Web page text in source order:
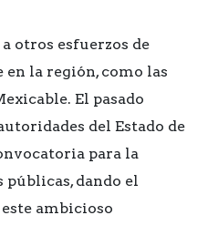
otros esfuerzos de
la región, como las
El pasado
del Estado de
para la
dando el
ambicioso